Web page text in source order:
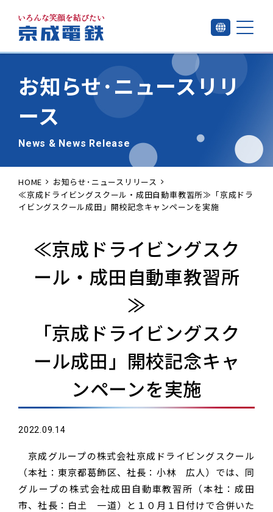
お知らせ･ニュースリリ
ース
News & News Release
HOME
お知らせ･ニュースリリース
≪京成ドライビングスクール・成田自動車教習所≫「京成ドラ
イビングスクール成田」開校記念キャンペーンを実施
≪京成ドライビングスク
ール・成田自動車教習所
≫
「京成ドライビングスク
ール成田」開校記念キャ
ンペーンを実施
2022.09.14
京成グループの株式会社京成ドライビングスクール
（本社：東京都葛飾区、社長：小林 広人）では、同
グループの株式会社成田自動車教習所（本社：成田
市、社長：白𡈽 一道）と１０月１日付けで合併いた